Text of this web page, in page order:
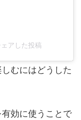
アした投稿
むにはどうした
効に使うことで